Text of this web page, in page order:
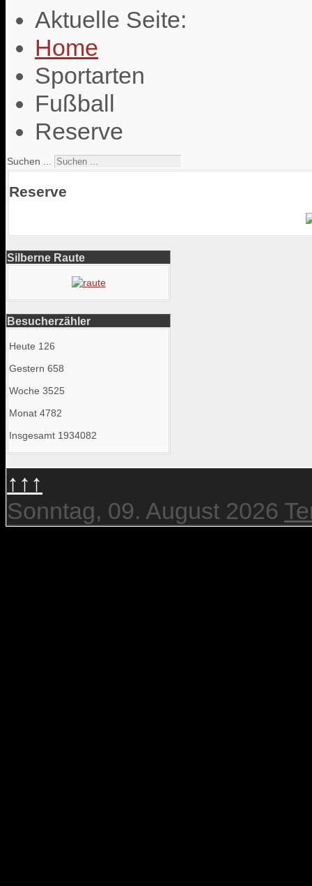
Aktuelle Seite:
Home
Sportarten
Fußball
Reserve
Suchen ...
Reserve
Silberne Raute
Besucherzähler
Heute 126
Gestern 658
Woche 3525
Monat 4782
Insgesamt 1934082
↑↑↑
Sonntag, 09. August 2026